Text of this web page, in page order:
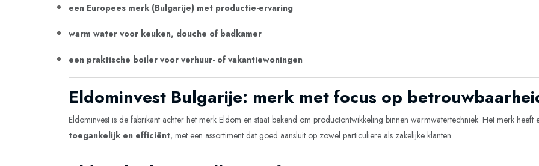
een Europees merk (Bulgarije) met productie-ervaring
warm water voor keuken, douche of badkamer
een praktische boiler voor verhuur- of vakantiewoningen
Eldominvest Bulgarije: merk met focus op
Eldominvest is de fabrikant achter het merk Eldom en staat bekend om productontwikkeling binnen warmwatertechniek. Het merk
toegankelijk en efficiënt, met een assortiment dat goed aansluit op zowel particuliere als zakelijke klanten.